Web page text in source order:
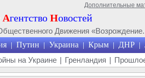
Дополнительные
Агентство Новостей
Движения
| Путин | Украина | Крым | ДНР |
на Украине | Гренландия |